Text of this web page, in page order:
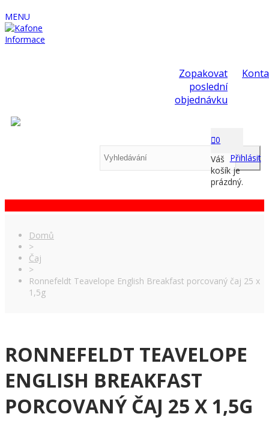
MENU
Informace
Zopakovat
poslední
objednávku
0
Váš
košík je
prázdný.
Přihlásit
Domů
>
Čaj
>
Ronnefeldt Teavelope English Breakfast porcovaný čaj 25 x
1,5g
RONNEFELDT TEAVELOPE
ENGLISH BREAKFAST
PORCOVANÝ ČAJ 25 X 1,5G